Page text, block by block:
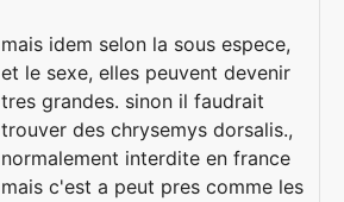
mais idem selon la sous espece,
et le sexe, elles peuvent devenir
tres grandes. sinon il faudrait
trouver des chrysemys dorsalis.,
normalement interdite en france
mais c'est a peut pres comme les